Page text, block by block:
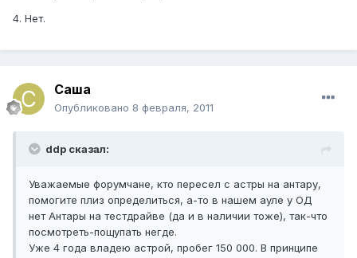
4. Нет.
Саша
Опубликовано 8 февраля, 2011
ddp сказал:
Уважаемые форумчане, кто пересел с астры на антару,
помогите плиз определиться, а-то в нашем ауле у ОД
нет Антары на тестдрайве (да и в наличии тоже), так-что
посмотреть-пощупать негде.
Уже 4 года владею астрой, пробег 150 000. В принципе